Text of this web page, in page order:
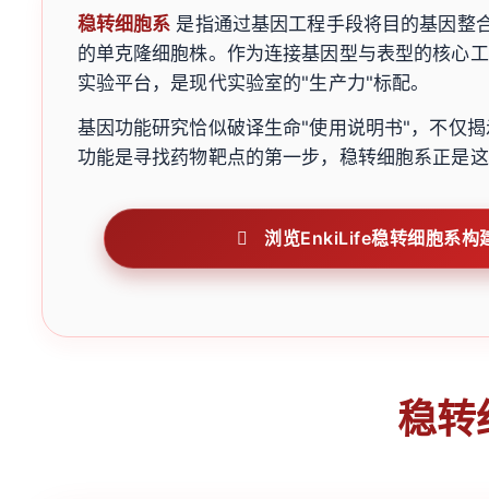
稳转细胞系 是指通过基因工程手段将目的基因整
的单克隆细胞株。作为连接基因型与表型的核心
实验平台，是现代实验室的"生产力"标配。
基因功能研究恰似破译生命"使用说明书"，不仅
功能是寻找药物靶点的第一步，稳转细胞系正是
浏览EnkiLife稳转细
稳转